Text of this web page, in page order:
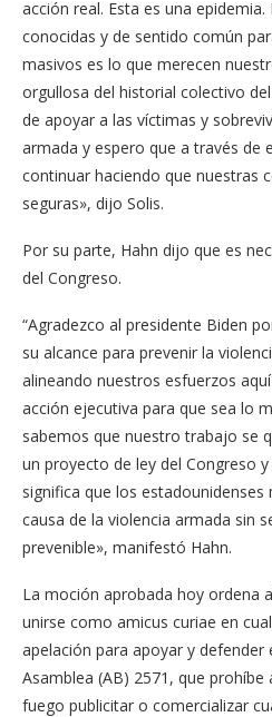
acción real. Esta es una
conocidas y de sentido común
masivos es lo que merecen
orgullosa del historial colectivo
de apoyar a las víctimas y
armada y espero que a través de
continuar haciendo que nuestras
seguras», dijo ​​Solis.
Por su parte, Hahn dijo que es
del Congreso.
“Agradezco al presidente Biden
su alcance para prevenir la
alineando nuestros esfuerzos
acción ejecutiva para que sea lo
sabemos que nuestro trabajo se
un proyecto de ley del Congreso
significa que los
causa de la violencia armada sin
prevenible», manifestó Hahn.
La moción aprobada hoy ordena
unirse como amicus curiae en
apelación para apoyar y defender
Asamblea (AB) 2571, que
fuego publicitar o comercializar